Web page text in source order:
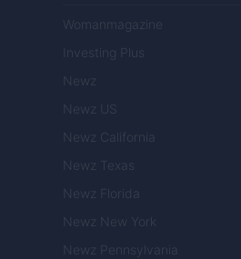
Womanmagazine
Investing Plus
Newz
Newz US
Newz California
Newz Texas
Newz Florida
Newz New York
Newz Pennsylvania